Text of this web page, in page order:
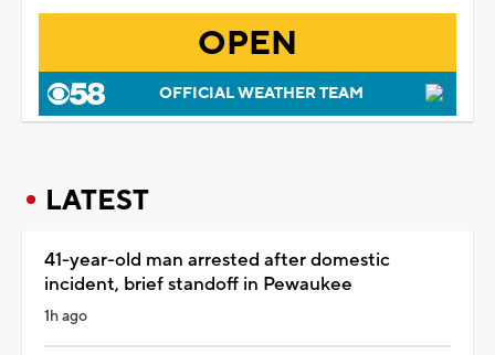
OPEN
OFFICIAL WEATHER TEAM
LATEST
41-year-old man arrested after domestic
incident, brief standoff in Pewaukee
1h ago